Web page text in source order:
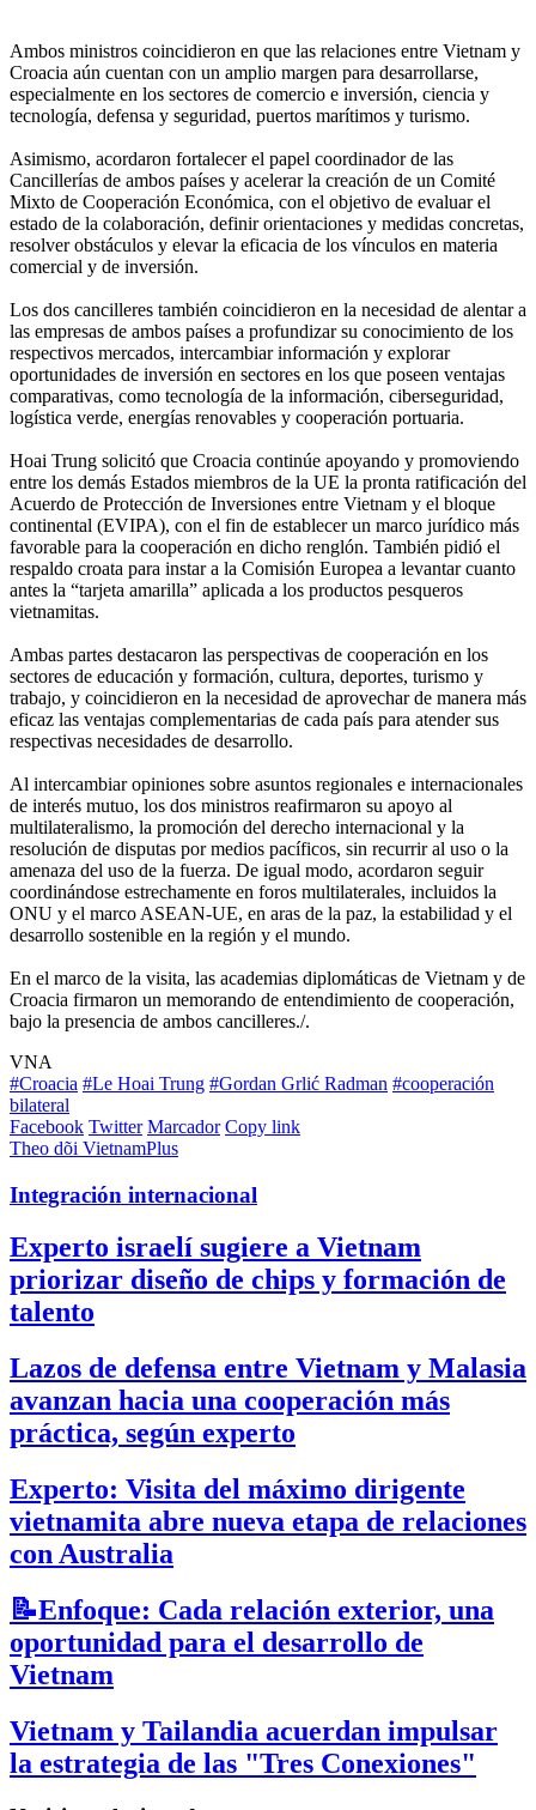
Ambos ministros coincidieron en que las relaciones entre Vietnam y
Croacia aún cuentan con un amplio margen para desarrollarse,
especialmente en los sectores de comercio e inversión, ciencia y
tecnología, defensa y seguridad, puertos marítimos y turismo.
Asimismo, acordaron fortalecer el papel coordinador de las
Cancillerías de ambos países y acelerar la creación de un Comité
Mixto de Cooperación Económica, con el objetivo de evaluar el
estado de la colaboración, definir orientaciones y medidas concretas,
resolver obstáculos y elevar la eficacia de los vínculos en materia
comercial y de inversión.
Los dos cancilleres también coincidieron en la necesidad de alentar a
las empresas de ambos países a profundizar su conocimiento de los
respectivos mercados, intercambiar información y explorar
oportunidades de inversión en sectores en los que poseen ventajas
comparativas, como tecnología de la información, ciberseguridad,
logística verde, energías renovables y cooperación portuaria.
Hoai Trung solicitó que Croacia continúe apoyando y promoviendo
entre los demás Estados miembros de la UE la pronta ratificación del
Acuerdo de Protección de Inversiones entre Vietnam y el bloque
continental (EVIPA), con el fin de establecer un marco jurídico más
favorable para la cooperación en dicho renglón. También pidió el
respaldo croata para instar a la Comisión Europea a levantar cuanto
antes la “tarjeta amarilla” aplicada a los productos pesqueros
vietnamitas.
Ambas partes destacaron las perspectivas de cooperación en los
sectores de educación y formación, cultura, deportes, turismo y
trabajo, y coincidieron en la necesidad de aprovechar de manera más
eficaz las ventajas complementarias de cada país para atender sus
respectivas necesidades de desarrollo.
Al intercambiar opiniones sobre asuntos regionales e internacionales
de interés mutuo, los dos ministros reafirmaron su apoyo al
multilateralismo, la promoción del derecho internacional y la
resolución de disputas por medios pacíficos, sin recurrir al uso o la
amenaza del uso de la fuerza. De igual modo, acordaron seguir
coordinándose estrechamente en foros multilaterales, incluidos la
ONU y el marco ASEAN-UE, en aras de la paz, la estabilidad y el
desarrollo sostenible en la región y el mundo.
En el marco de la visita, las academias diplomáticas de Vietnam y de
Croacia firmaron un memorando de entendimiento de cooperación,
bajo la presencia de ambos cancilleres./.
VNA
#Croacia #Le Hoai Trung #Gordan Grlić Radman #cooperación
bilateral
Facebook Twitter Marcador Copy link
Theo dõi VietnamPlus
Integración internacional
Experto israelí sugiere a Vietnam
priorizar diseño de chips y formación de
talento
Lazos de defensa entre Vietnam y Malasia
avanzan hacia una cooperación más
práctica, según experto
Experto: Visita del máximo dirigente
vietnamita abre nueva etapa de relaciones
con Australia
📝Enfoque: Cada relación exterior, una
oportunidad para el desarrollo de
Vietnam
Vietnam y Tailandia acuerdan impulsar
la estrategia de las "Tres Conexiones"